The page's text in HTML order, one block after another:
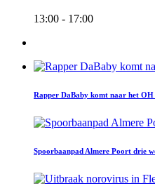
13:00 - 17:00
Rapper DaBaby komt naar het
Spoorbaanpad Almere Poort drie